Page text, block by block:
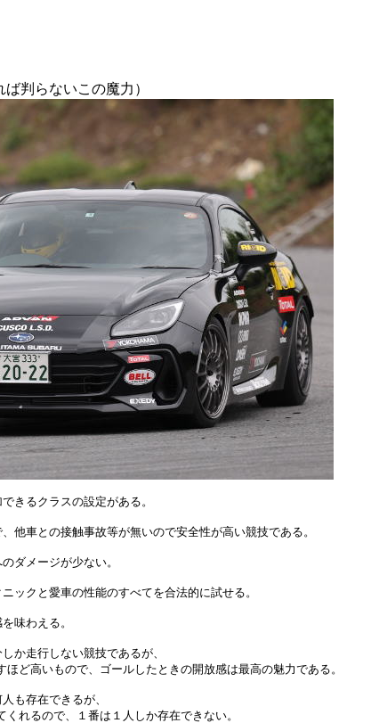
ば判らないこの魔力）
きるクラスの設定がある。
他車との接触事故等が無いので安全性が高い競技である。
ダメージが少ない。
ックと愛車の性能のすべてを合法的に試せる。
味わえる。
か走行しない競技であるが、
ど高いもので、ゴールしたときの開放感は最高の魅力である。
も存在できるが、
れるので、１番は１人しか存在できない。